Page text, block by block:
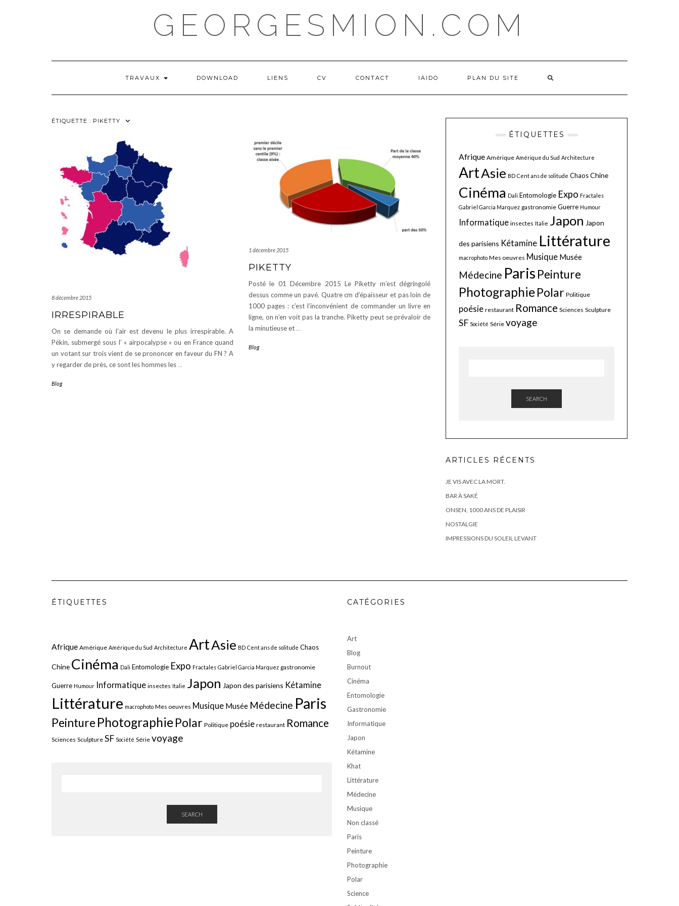
GEORGESMION.COM
TRAVAUX DOWNLOAD LIENS CV CONTACT IAIDO PLAN DU SITE
ÉTIQUETTE : PIKETTY
8 décembre 2015
IRRESPIRABLE
On se demande où l’air est devenu le plus irrespirable. A
Pékin, submergé sous l’ « airpocalypse » ou en France quand
un votant sur trois vient de se prononcer en faveur du FN ? A
y regarder de près, ce sont les hommes les …
Blog
1 décembre 2015
PIKETTY
Posté le 01 Décembre 2015 Le Piketty m’est dégringolé
dessus comme un pavé. Quatre cm d’épaisseur et pas loin de
1000 pages : c’est l’inconvénient de commander un livre en
ligne, on n’en voit pas la tranche. Piketty peut se prévaloir de
la minutieuse et…
Blog
ÉTIQUETTES
Afrique Amérique Amérique du Sud Architecture
ArtAsie BD Cent ans de solitude ChaosChine
Cinéma Dali Entomologie Expo Fractales
Gabriel Garcia Marquez gastronomie Guerre Humour
Informatique insectes Italie Japon Japon
des parisiens Kétamine Littérature
macrophoto Mes oeuvres Musique Musée
Médecine Paris Peinture
PhotographiePolar Politique
poésie restaurant Romance Sciences Sculpture
SF Société Série voyage
SEARCH
ARTICLES RÉCENTS
JE VIS AVEC LA MORT.
BAR À SAKÉ
ONSEN, 1000 ANS DE PLAISIR
NOSTALGIE
IMPRESSIONS DU SOLEIL LEVANT
ÉTIQUETTES
Afrique Amérique Amérique du Sud Architecture ArtAsie BD Cent ans de solitude Chaos
Chine Cinéma Dali Entomologie Expo Fractales Gabriel Garcia Marquez gastronomie
Guerre Humour Informatique insectes Italie Japon Japon des parisiens Kétamine
Littérature macrophoto Mes oeuvres Musique Musée Médecine Paris
Peinture PhotographiePolar Politique poésie restaurant Romance
Sciences Sculpture SF Société Série voyage
SEARCH
CATÉGORIES
Art
Blog
Burnout
Cinéma
Entomologie
Gastronomie
Informatique
Japon
Kétamine
Khat
Littérature
Médecine
Musique
Non classé
Paris
Peinture
Photographie
Polar
Science